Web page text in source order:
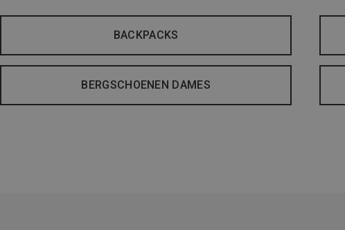
BACKPACKS
BERGSCHOENEN DAMES